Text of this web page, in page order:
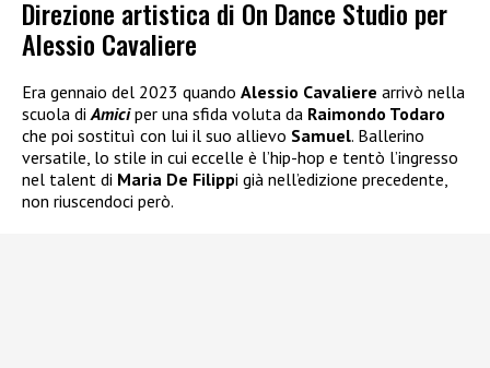
Direzione artistica di On Dance Studio per
Alessio Cavaliere
Era gennaio del 2023 quando Alessio Cavaliere arrivò nella
scuola di Amiciper una sfida voluta da Raimondo Todaro
che poi sostituì con lui il suo allievo Samuel. Ballerino
versatile, lo stile in cui eccelle è l’hip-hop e tentò l’ingresso
nel talent di Maria De Filippi già nell’edizione precedente,
non riuscendoci però.